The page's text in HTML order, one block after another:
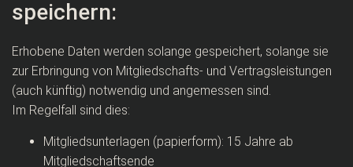
speichern:
Erhobene Daten werden solange gespeichert, solange sie
zur Erbringung von Mitgliedschafts- und Vertragsleistungen
(auch künftig) notwendig und angemessen sind.
Im Regelfall sind dies:
Mitgliedsunterlagen (papierform): 15 Jahre ab
Mitgliedschaftsende